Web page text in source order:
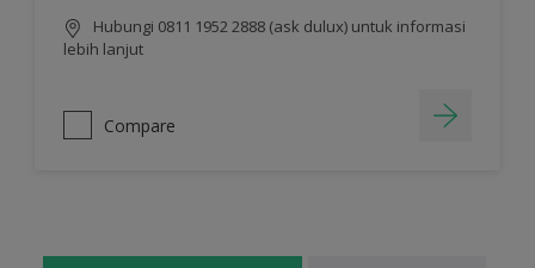
Hubungi 0811 1952 2888 (ask dulux) untuk informasi
lebih lanjut
Compare